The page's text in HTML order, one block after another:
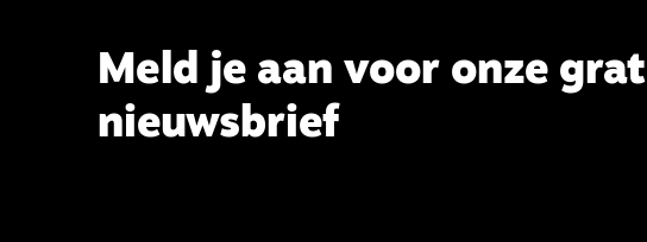
Meld je aan voor onze
nieuwsbrief